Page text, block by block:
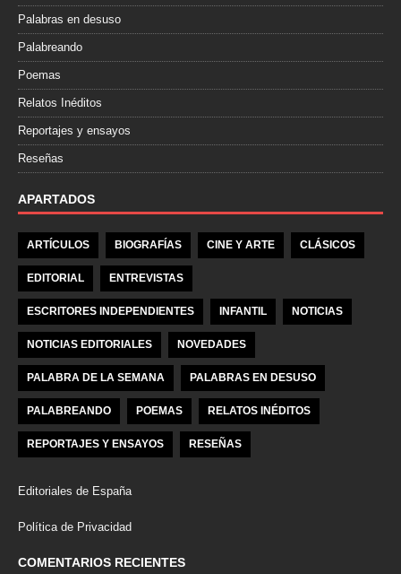
Palabras en desuso
Palabreando
Poemas
Relatos Inéditos
Reportajes y ensayos
Reseñas
APARTADOS
ARTÍCULOS BIOGRAFÍAS CINE Y ARTE CLÁSICOS
EDITORIAL ENTREVISTAS
ESCRITORES INDEPENDIENTES INFANTIL NOTICIAS
NOTICIAS EDITORIALES NOVEDADES
PALABRA DE LA SEMANA PALABRAS EN DESUSO
PALABREANDO POEMAS RELATOS INÉDITOS
REPORTAJES Y ENSAYOS RESEÑAS
Editoriales de España
Política de Privacidad
COMENTARIOS RECIENTES